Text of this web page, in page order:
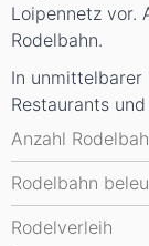
Loipennetz vor.
Rodelbahn.
In
Restaurants
Anzahl
Rodelbahn
Rodelverleih